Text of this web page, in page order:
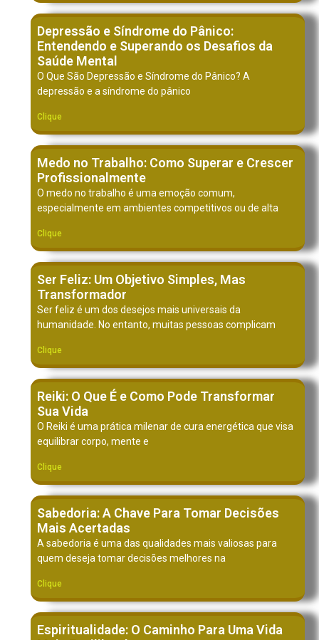
Depressão e Síndrome do Pânico:
Entendendo e Superando os Desafios da
Saúde Mental
O Que São Depressão e Síndrome do Pânico? A
depressão e a síndrome do pânico
Clique
Medo no Trabalho: Como Superar e Crescer
Profissionalmente
O medo no trabalho é uma emoção comum,
especialmente em ambientes competitivos ou de alta
Clique
Ser Feliz: Um Objetivo Simples, Mas
Transformador
Ser feliz é um dos desejos mais universais da
humanidade. No entanto, muitas pessoas complicam
Clique
Reiki: O Que É e Como Pode Transformar
Sua Vida
O Reiki é uma prática milenar de cura energética que visa
equilibrar corpo, mente e
Clique
Sabedoria: A Chave Para Tomar Decisões
Mais Acertadas
A sabedoria é uma das qualidades mais valiosas para
quem deseja tomar decisões melhores na
Clique
Espiritualidade: O Caminho Para Uma Vida